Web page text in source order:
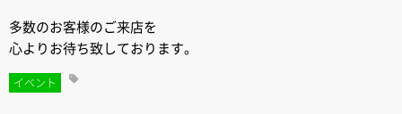
多数のお客様のご来店を
心よりお待ち致しております。
イベント